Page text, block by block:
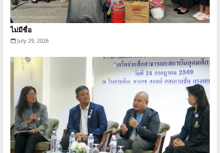
ไม่มีชื่อ
July 29, 2026